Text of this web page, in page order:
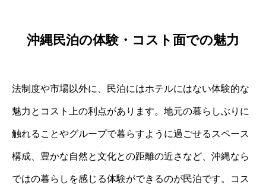
沖縄民泊の体験・コスト面での魅力
法制度や市場以外に、民泊にはホテルにはない体験的な
魅力とコスト上の利点があります。地元の暮らしぶりに
触れることやグループで暮らすように過ごせるスペース
構成、豊かな自然と文化との距離の近さなど、沖縄なら
ではの暮らしを感じる体験ができるのが民泊です。コス